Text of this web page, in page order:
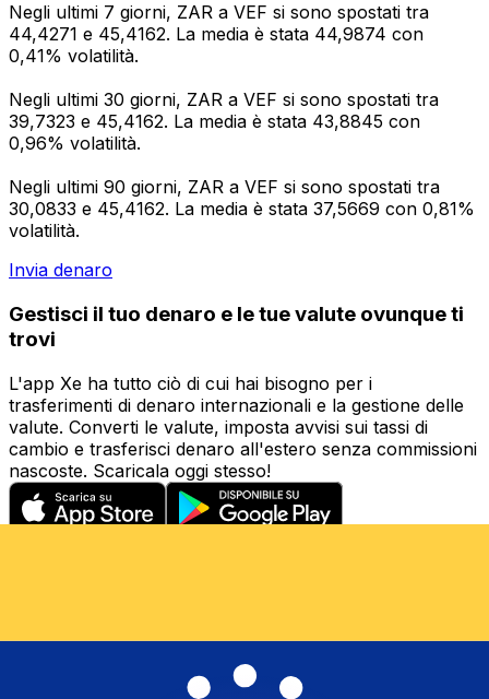
Negli ultimi 7 giorni, ZAR a VEF si sono spostati tra
44,4271 e 45,4162. La media è stata 44,9874 con
0,41% volatilità.
Negli ultimi 30 giorni, ZAR a VEF si sono spostati tra
39,7323 e 45,4162. La media è stata 43,8845 con
0,96% volatilità.
Negli ultimi 90 giorni, ZAR a VEF si sono spostati tra
30,0833 e 45,4162. La media è stata 37,5669 con 0,81%
volatilità.
Invia denaro
Gestisci il tuo denaro e le tue valute ovunque ti
trovi
L'app Xe ha tutto ciò di cui hai bisogno per i
trasferimenti di denaro internazionali e la gestione delle
valute. Converti le valute, imposta avvisi sui tassi di
cambio e trasferisci denaro all'estero senza commissioni
nascoste. Scaricala oggi stesso!